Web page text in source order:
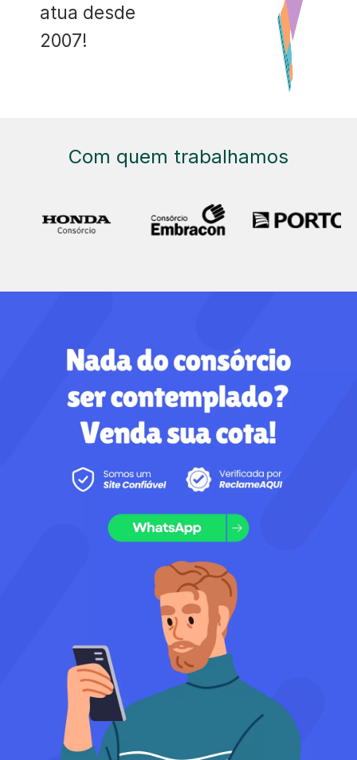
atua desde
2007!
Com quem trabalhamos